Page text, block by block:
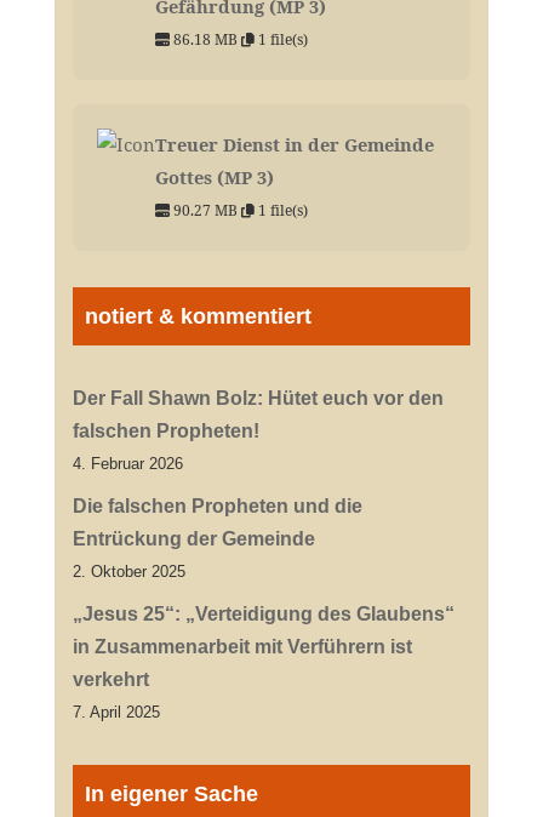
Gefährdung (MP 3)
86.18 MB 1 file(s)
Treuer Dienst in der Gemeinde
Gottes (MP 3)
90.27 MB 1 file(s)
notiert & kommentiert
Der Fall Shawn Bolz: Hütet euch vor den
falschen Propheten!
4. Februar 2026
Die falschen Propheten und die
Entrückung der Gemeinde
2. Oktober 2025
„Jesus 25“: „Verteidigung des Glaubens“
in Zusammenarbeit mit Verführern ist
verkehrt
7. April 2025
In eigener Sache